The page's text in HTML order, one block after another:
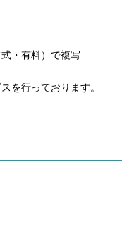
・有料）で複写
を行っております。